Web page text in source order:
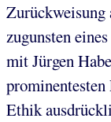
zugunsten
mit Jürgen
prominentesten
Ethik